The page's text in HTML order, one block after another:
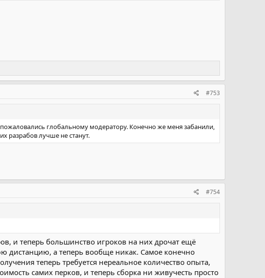
#753
глобальному модератору. Конечно же меня забанили,
разрабов лучше не станут.
#754
и теперь большинство игроков на них дрочат ещё
а теперь вообще никак. Самое конечно
теперь требуется нереальное количество опыта,
самих перков, и теперь сборка ни живучесть просто